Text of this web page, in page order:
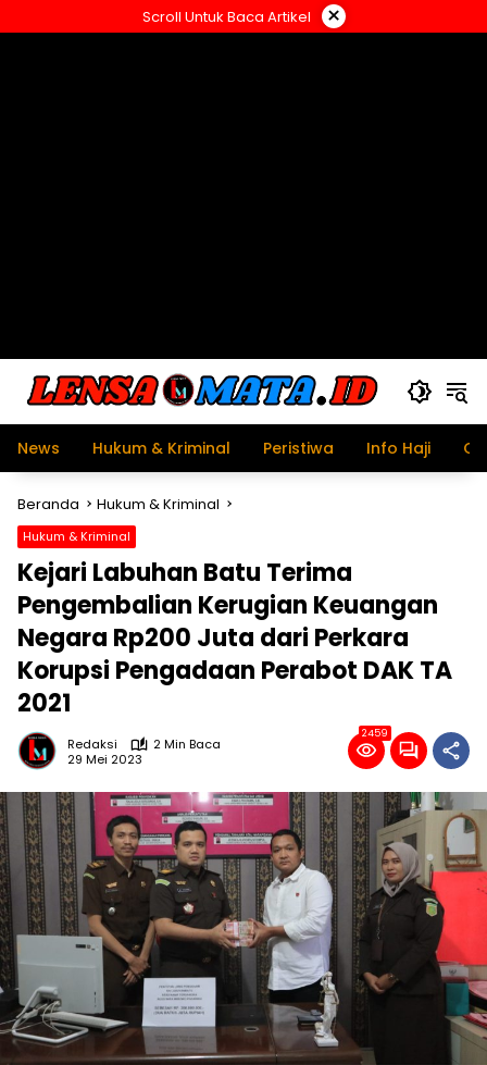
ke
Scroll Untuk Baca Artikel ×
News Hukum & Kriminal Peristiwa Info Haji
Beranda Hukum & Kriminal
Hukum & Kriminal
Kejari Labuhan Batu Terima
Pengembalian Kerugian Keuangan
Negara Rp200 Juta dari Perkara
Korupsi Pengadaan Perabot DAK TA
2021
Redaksi
2 Min Baca
29 Mei 2023
2459